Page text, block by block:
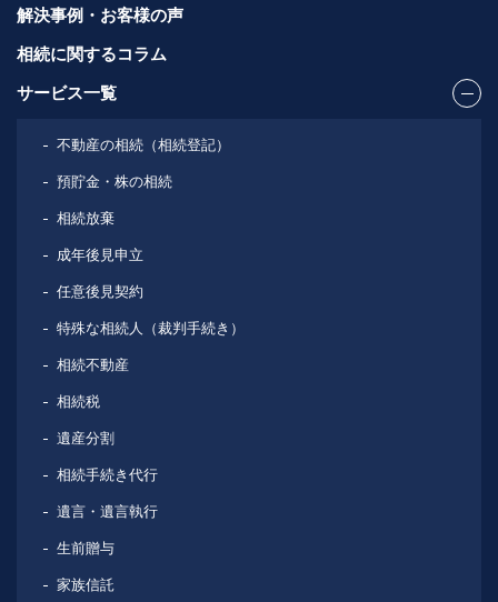
解決事例・お客様の声
相続に関するコラム
サービス一覧
不動産の相続（相続登記）
預貯金・株の相続
相続放棄
成年後見申立
任意後見契約
特殊な相続人（裁判手続き）
相続不動産
相続税
遺産分割
相続手続き代行
遺言・遺言執行
生前贈与
家族信託